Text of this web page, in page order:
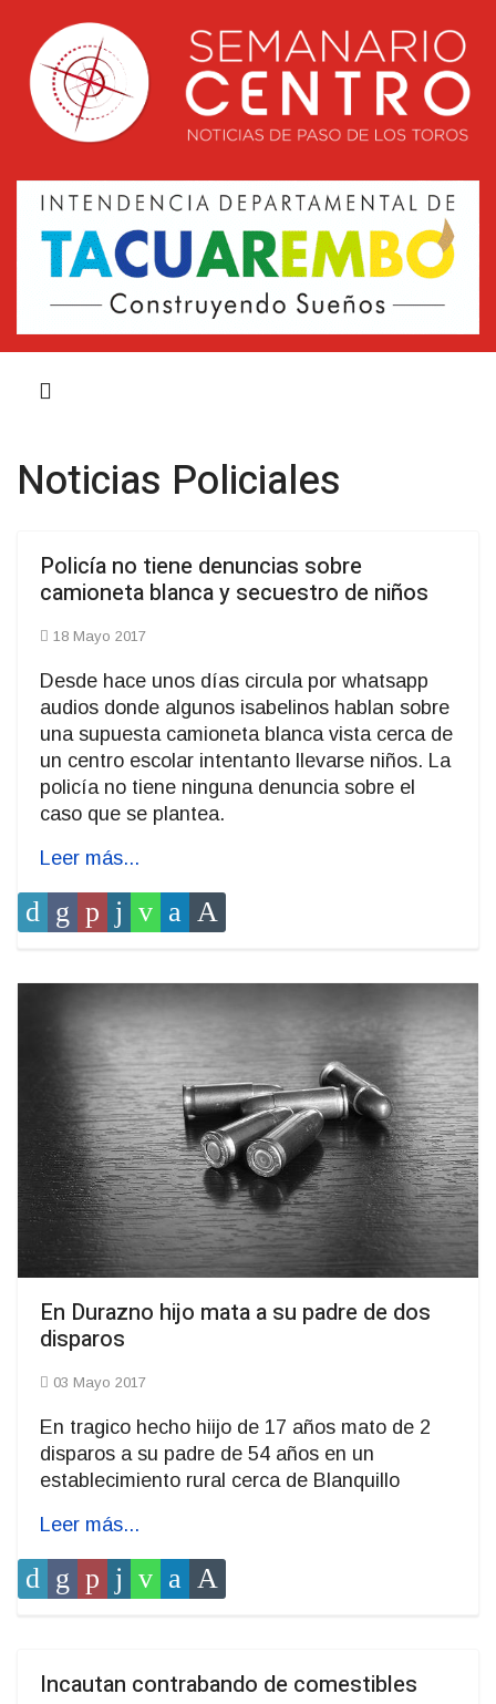
Noticias Policiales
Policía no tiene denuncias sobre
camioneta blanca y secuestro de niños
18 Mayo 2017
Desde hace unos días circula por whatsapp
audios donde algunos isabelinos hablan sobre
una supuesta camioneta blanca vista cerca de
un centro escolar intentanto llevarse niños. La
policía no tiene ninguna denuncia sobre el
caso que se plantea.
Leer más...
En Durazno hijo mata a su padre de dos
disparos
03 Mayo 2017
En tragico hecho hiijo de 17 años mato de 2
disparos a su padre de 54 años en un
establecimiento rural cerca de Blanquillo
Leer más...
Incautan contrabando de comestibles